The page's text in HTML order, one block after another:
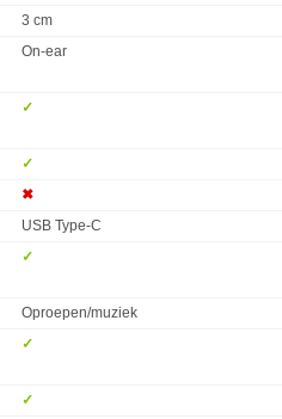
3 cm
On-ear
✓︎
✓︎
✖︎
USB Type-C
✓︎
Oproepen/muziek
✓︎
✓︎